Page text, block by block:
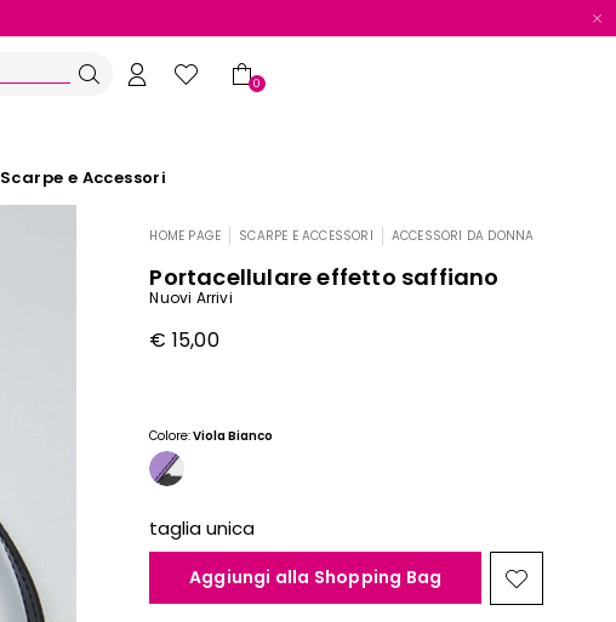
0
Scarpe e Accessori
HOME PAGE| SCARPE E ACCESSORI| ACCESSORI DA DONNA
Portacellulare effetto saffiano
Nuovi Arrivi
€ 15,00
Colore:Viola Bianco
taglia unica
Aggiungi alla Shopping Bag
Sposta
nella